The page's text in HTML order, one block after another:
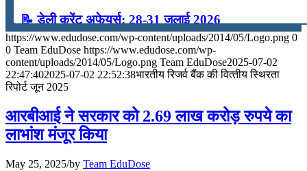
📝 डेली करेंट अफेयर्स: 28-31 जुलाई 2026
July 28, 2026
📝 डेली करेंट अफेयर्स: 25-27 जुलाई 2026
📝 डेली करेंट अफेयर्स: 22-24 जुलाई 2026
https://www.edudose.com/wp-content/uploads/2014/05/Logo.png 0
0 Team EduDose https://www.edudose.com/wp-
content/uploads/2014/05/Logo.png Team EduDose2025-07-02
22:47:402025-07-02 22:52:38भारतीय रिजर्व बैंक की वित्‍तीय स्थिरता
रिपोर्ट जून 2025
आरबीआई ने सरकार को 2.69 लाख करोड़ रुपये का
लाभांश मंजूर किया
May 25, 2025/by Team EduDose